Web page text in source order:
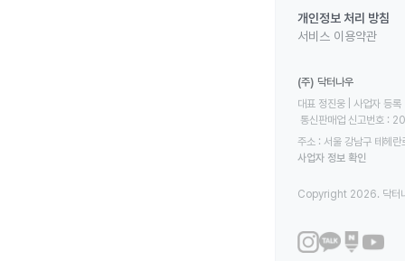
개인정보 처리 방침
서비스 이용약관
(주) 닥터나우
대표 정진웅 | 사업자
통신판매업 신고번호
주소 : 서울 강남구 테헤
사업자 정보 확인
Copyright 2026. 닥터